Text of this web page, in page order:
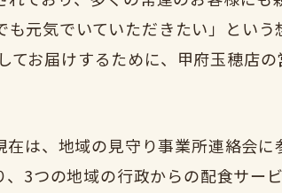
元気でいていただきたい」という
お届けするために、甲府玉穂店の
在は、地域の見守り事業所連絡会に
、3つの地域の行政からの配食サー